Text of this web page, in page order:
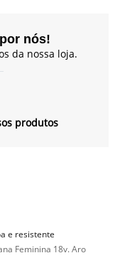
nós!
da nossa loja.
produtos
e resistente
Feminina 18v. Aro